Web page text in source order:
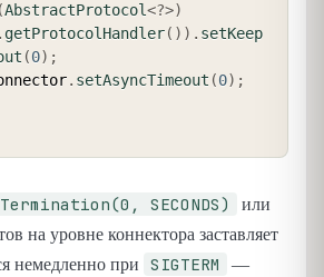
(AbstractProtocol<?>)
. getProtocolHandler( ) ) . setKeep
(0) ;
connector
. setAsyncTimeout (0) ;
SECONDS)
или
на уровне коннектора заставляет
немедленно при
SIGTERM
—